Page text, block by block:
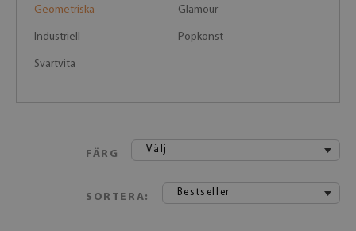
Geometriska Glamour
Industriell Popkonst
Svartvita
FÄRG Välj
SORTERA: Bestseller